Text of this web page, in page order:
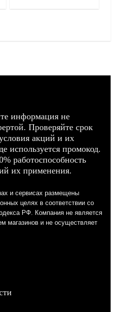
информация не
Проверяйте срок
акций и их
используется промокод.
работоспособность
их применения.
и сервисах размещены
целях в соответствии со
РФ. Компания не является
магазинов и не осуществляет